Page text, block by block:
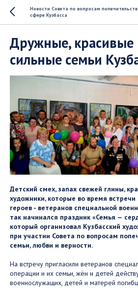
Новости Совета по вопросам
сфере Кузбасса
Дружные, красивые
сильные семьи
Детский смех, запах свежей глины,
художники, которые во время
героев - ветеранов специальной
так начинался праздник «Семья —
который организовал Кузбасский
при участии Совета по вопросам
семьи, любви и верности.
На встречу пригласили ветеранов
операции и их семьи, жён и детей
военнослужащих, детей и матерей